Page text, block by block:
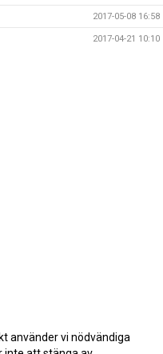
2017-05-08 16:58
2017-04-21 10:10
använder vi nödvändiga